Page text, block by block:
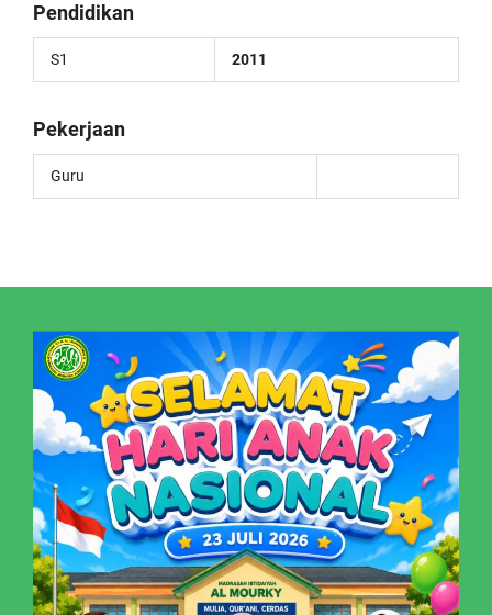
Pendidikan
S1 2011
Pekerjaan
Guru